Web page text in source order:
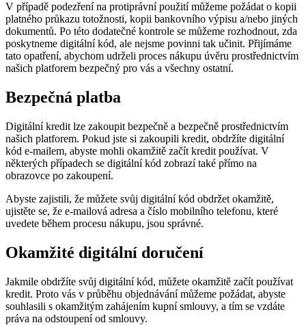
V případě podezření na protiprávní použití můžeme požádat o kopii
platného průkazu totožnosti, kopii bankovního výpisu a/nebo jiných
dokumentů. Po této dodatečné kontrole se můžeme rozhodnout, zda
poskytneme digitální kód, ale nejsme povinni tak učinit. Přijímáme
tato opatření, abychom udrželi proces nákupu úvěru prostřednictvím
našich platforem bezpečný pro vás a všechny ostatní.
Bezpečná platba
Digitální kredit lze zakoupit bezpečně a bezpečně prostřednictvím
našich platforem. Pokud jste si zakoupili kredit, obdržíte digitální
kód e-mailem, abyste mohli okamžitě začít kredit používat. V
některých případech se digitální kód zobrazí také přímo na
obrazovce po zakoupení.
Abyste zajistili, že můžete svůj digitální kód obdržet okamžitě,
ujistěte se, že e-mailová adresa a číslo mobilního telefonu, které
uvedete během procesu nákupu, jsou správné.
Okamžité digitální doručení
Jakmile obdržíte svůj digitální kód, můžete okamžitě začít používat
kredit. Proto vás v průběhu objednávání můžeme požádat, abyste
souhlasili s okamžitým zahájením kupní smlouvy, a tím se vzdáte
práva na odstoupení od smlouvy.